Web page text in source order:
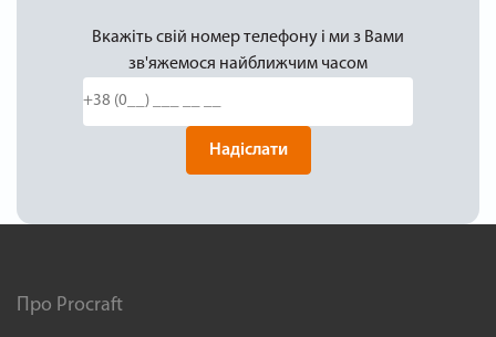
Вкажіть свій номер телефону і ми з Вами
зв'яжемося найближчим часом
Надіслати
Про Procraft